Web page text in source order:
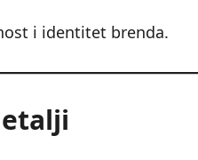
i identitet brenda.